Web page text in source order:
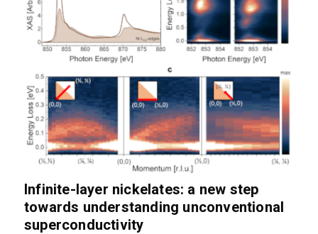
Infinite-layer nickelates: a new step
towards understanding unconventional
superconductivity